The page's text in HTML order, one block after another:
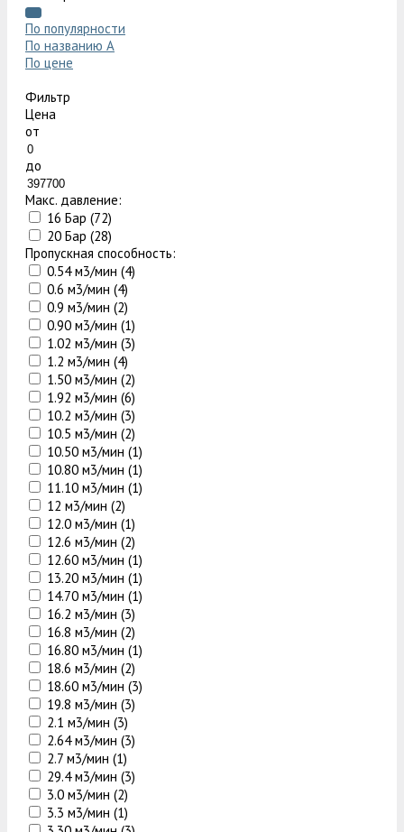
По популярности
По названию A
По цене
Фильтр
Цена
от
до
Макс. давление:
16 Бар (72)
20 Бар (28)
Пропускная способность:
0.54 м3/мин (4)
0.6 м3/мин (4)
0.9 м3/мин (2)
0.90 м3/мин (1)
1.02 м3/мин (3)
1.2 м3/мин (4)
1.50 м3/мин (2)
1.92 м3/мин (6)
10.2 м3/мин (3)
10.5 м3/мин (2)
10.50 м3/мин (1)
10.80 м3/мин (1)
11.10 м3/мин (1)
12 м3/мин (2)
12.0 м3/мин (1)
12.6 м3/мин (2)
12.60 м3/мин (1)
13.20 м3/мин (1)
14.70 м3/мин (1)
16.2 м3/мин (3)
16.8 м3/мин (2)
16.80 м3/мин (1)
18.6 м3/мин (2)
18.60 м3/мин (3)
19.8 м3/мин (3)
2.1 м3/мин (3)
2.64 м3/мин (3)
2.7 м3/мин (1)
29.4 м3/мин (3)
3.0 м3/мин (2)
3.3 м3/мин (1)